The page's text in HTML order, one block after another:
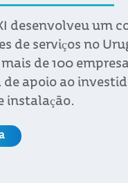
desenvolveu um
de serviços no
de 100
apoio ao
instalação.